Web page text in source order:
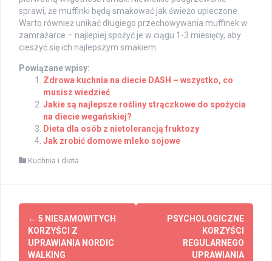
sprawi, że muffinki będą smakować jak świeżo upieczone.
Warto również unikać długiego przechowywania muffinek w
zamrażarce – najlepiej spożyć je w ciągu 1-3 miesięcy, aby
cieszyć się ich najlepszym smakiem.
Powiązane wpisy:
Zdrowa kuchnia na diecie DASH – wszystko, co
musisz wiedzieć
Jakie są najlepsze rośliny strączkowe do spożycia
na diecie wegańskiej?
Dieta dla osób z nietolerancją fruktozy
Jak zrobić domowe mleko sojowe
Kuchnia i dieta
Post
navigation
← 5 NIESAMOWITYCH
KORZYŚCI Z
UPRAWIANIA NORDIC
WALKING
PSYCHOLOGICZNE
KORZYŚCI
REGULARNEGO
UPRAWIANIA